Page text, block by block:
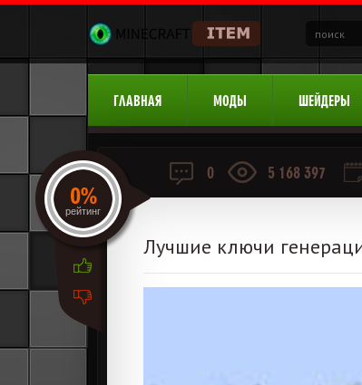
ГЛАВНАЯ МОДЫ ШЕЙДЕРЫ
0 5 168 397
Лучшие ключи
0%
рейтинг